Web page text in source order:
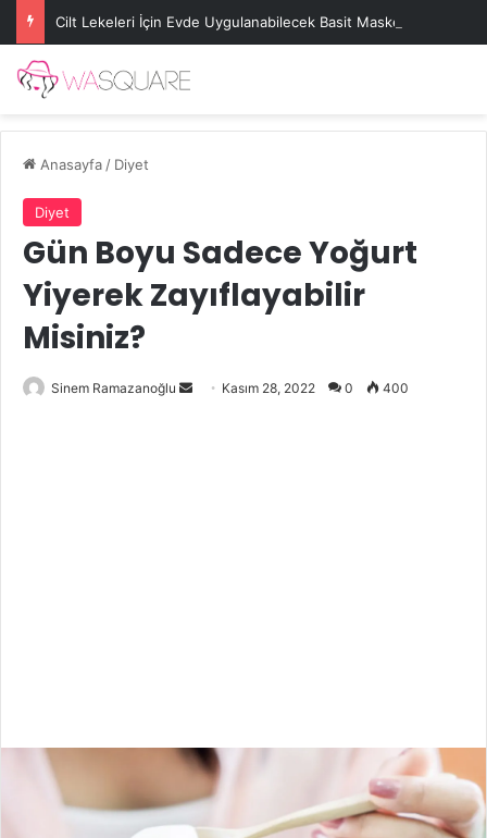
Cilt Lekeleri İçin Evde Uygulanabilecek Basit Maskeler
Anasayfa/ Diyet
Diyet
Gün Boyu Sadece Yoğurt
Yiyerek Zayıflayabilir
Misiniz?
Sinem Ramazanoğlu
Bir
Kasım 28, 2022 0 400